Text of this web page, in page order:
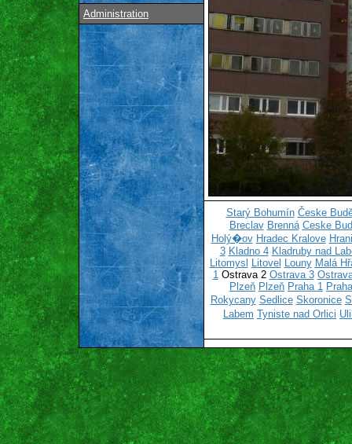
Administration
Starý Bohumín Česke
Breclav Brenná Ceske
Holý�ov Hradec Kralove
3 Kladno 4 Kladruby nad
Litomysl
Litovel Louny Malá
1Ostrava 2 Ostrava 3
Plzeň Plzeň Praha 1
Rokycany Sedlice Skoronice
Labem Tyniste nad Orlici